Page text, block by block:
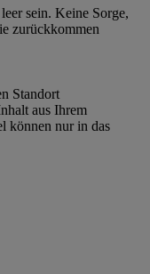
sein. Keine Sorge,
zurückkommen
Standort
aus Ihrem
können nur in das